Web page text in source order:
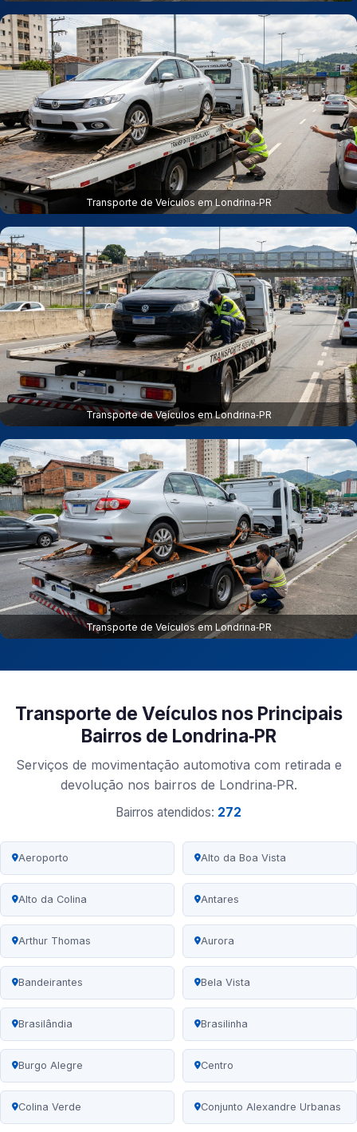
Transporte de Veículos em Londrina‑PR
Transporte de Veículos em Londrina‑PR
Transporte de Veículos em Londrina‑PR
Transporte de Veículos nos Principais
Bairros de Londrina‑PR
Serviços de movimentação automotiva com retirada e
devolução nos bairros de Londrina‑PR.
Bairros atendidos: 272
Aeroporto Alto da Boa Vista
Alto da Colina Antares
Arthur Thomas Aurora
Bandeirantes Bela Vista
Brasilândia Brasilinha
Burgo Alegre Centro
Colina Verde Conjunto Alexandre Urbanas